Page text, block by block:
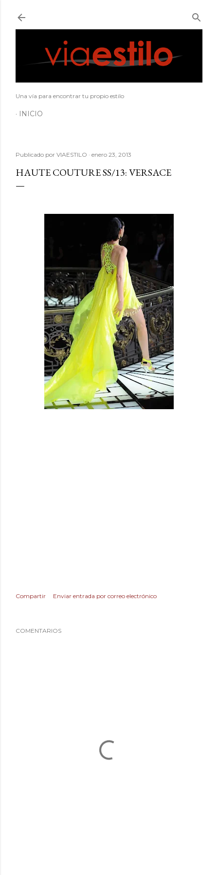
Una vía para encontrar tu propio estilo
INICIO
Publicado por VIAESTILO enero 23, 2013
HAUTE COUTURE SS/13: VERSACE
Compartir Enviar entrada por correo electrónico
COMENTARIOS